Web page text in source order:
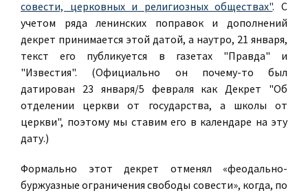
совести, церковных и религиозных обществах". С
учетом ряда ленинских поправок и дополнений
декрет принимается этой датой, а наутро, 21 января,
текст его публикуется в газетах "Правда" и
"Известия". (Официально он почему-то был
датирован 23 января/5 февраля как Декрет "Об
отделении церкви от государства, а школы от
церкви", поэтому мы ставим его в календаре на эту
дату.)
Формально этот декрет отменял «феодально-
буржуазные ограничения свободы совести», когда, по